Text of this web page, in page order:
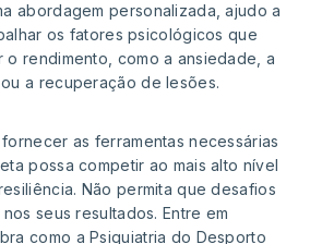
abordagem personalizada, ajudo a
os fatores psicológicos que
o rendimento, como a ansiedade, a
a recuperação de lesões.
as ferramentas necessárias
possa competir ao mais alto nível
Não permita que desafios
seus resultados. Entre em
como a Psiquiatria do Desporto